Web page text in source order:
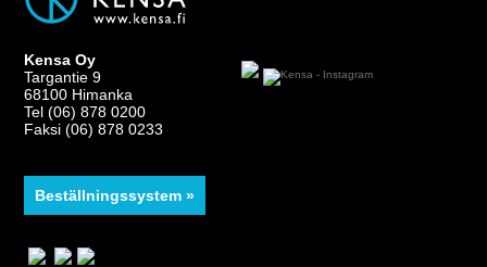
Kensa Oy
Targantie 9
68100 Himanka
Tel (06) 878 0200
Faksi (06) 878 0233
Beställningssystem »